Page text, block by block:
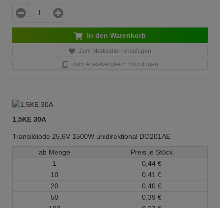
In den Warenkorb
Zum Merkzettel hinzufügen
Zum Artikelvergleich hinzufügen
1,5KE 30A
Transildiode 25,6V 1500W unidirektional DO201AE
ab Menge
Preis je Stück
1
0, 44 €
10
0, 41 €
20
0, 40 €
50
0, 39 €